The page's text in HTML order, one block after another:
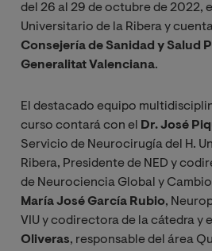
del 26 al 29 de octubre de 2022,
Universitario de la Ribera y
Consejería de Sanidad y Salud
Generalitat Valenciana.
El destacado equipo
curso contará con el
Dr. José
Servicio de Neurocirugía del H.
Ribera, Presidente de NED y
de Neurociencia Global y
María José García Rubio,
VIU y codirectora de la cátedra y el
Oliveras, responsable del área